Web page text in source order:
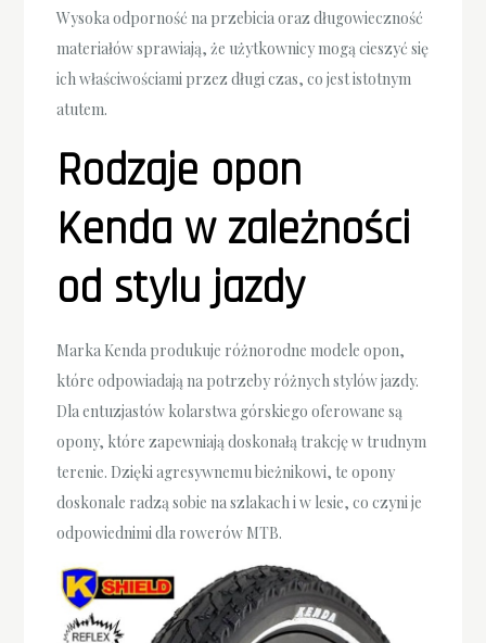
Wysoka odporność na przebicia oraz długowieczność
materiałów sprawiają, że użytkownicy mogą cieszyć się
ich właściwościami przez długi czas, co jest istotnym
atutem.
Rodzaje opon
Kenda w zależności
od stylu jazdy
Marka Kenda produkuje różnorodne modele opon,
które odpowiadają na potrzeby różnych stylów jazdy.
Dla entuzjastów kolarstwa górskiego oferowane są
opony, które zapewniają doskonałą trakcję w trudnym
terenie. Dzięki agresywnemu bieżnikowi, te opony
doskonale radzą sobie na szlakach i w lesie, co czyni je
odpowiednimi dla rowerów MTB.